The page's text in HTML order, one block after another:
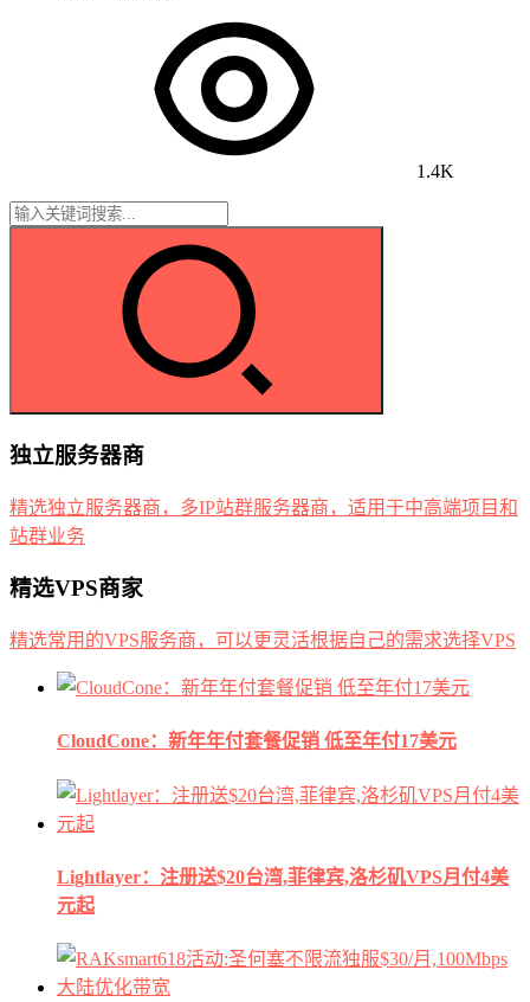
1.4K
独立服务器商
精选独立服务器商，多IP站群服务器商，适用于中高端项目和
站群业务
精选VPS商家
精选常用的VPS服务商，可以更灵活根据自己的需求选择VPS
CloudCone：新年年付套餐促销 低至年付17美元
Lightlayer：注册送$20台湾,菲律宾,洛杉矶VPS月付4美
元起